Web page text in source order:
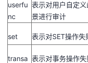
userfu
nc
表示对用户自定
景进行审计
set 表示对SET操作失
transa 表示对事务操作